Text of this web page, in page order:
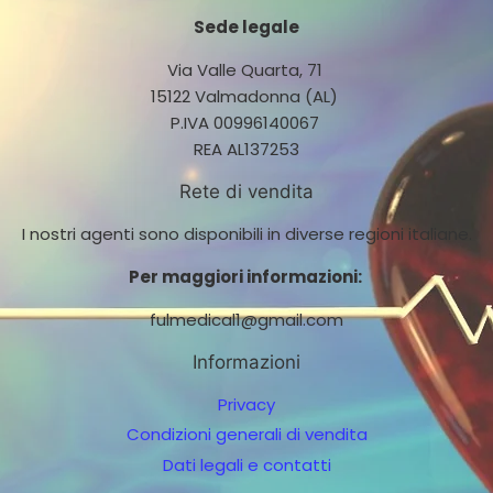
Sede legale
Via Valle Quarta, 71
15122 Valmadonna (AL)
P.IVA 00996140067
REA AL137253
Rete di vendita
I nostri agenti sono disponibili in diverse regioni italiane.
Per maggiori informazioni:
fulmedical1@gmail.com
Informazioni
Privacy
Condizioni generali di vendita
Dati legali e contatti